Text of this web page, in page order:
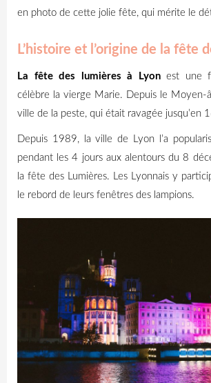
en photo de cette jolie fête, qui mérite le
L’histoire et l’origine de la fête
La fête des lumières à Lyonest une
célèbre la vierge Marie. Depuis le Moyen-
ville de la peste, qui était ravagée jusqu’en
Depuis 1989, la ville de Lyon l’a
pendant les 4 jours aux alentours du 8
la fête des Lumières. Les Lyonnais y
le rebord de leurs fenêtres des lampions.